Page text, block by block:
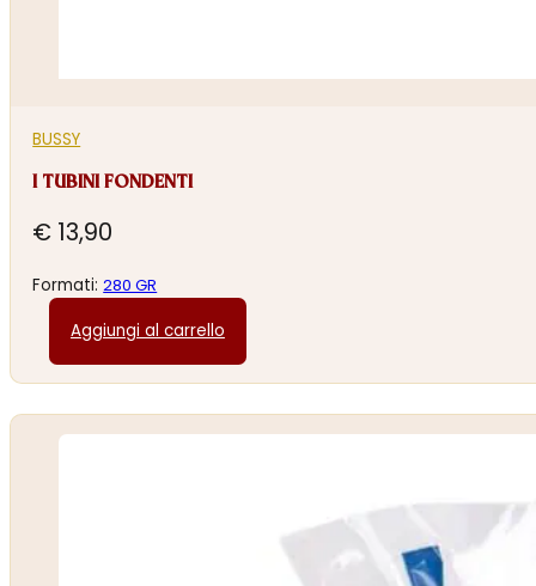
BUSSY
I TUBINI FONDENTI
€ 13,90
Formati:280 GR
Aggiungi al carrello